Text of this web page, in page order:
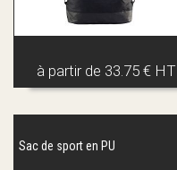
à partir de 33.75 € HT
Sac de sport en PU